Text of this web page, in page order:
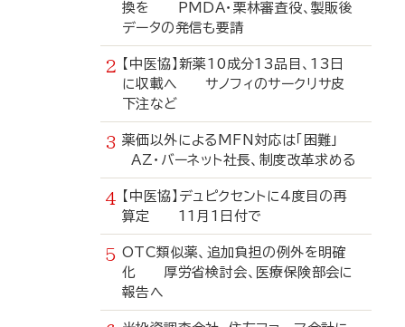
換を PMDA・栗林審査役、製販後
データの発信も要請
【中医協】新薬10成分13品目、13日
に収載へ サノフィのサークリサ皮
下注など
薬価以外によるMFN対応は「困難」
AZ・バーネット社長、制度改革求める
【中医協】デュピクセントに4度目の再
算定 11月1日付で
OTC類似薬、追加負担の例外を明確
化 厚労省検討会、医療保険部会に
報告へ